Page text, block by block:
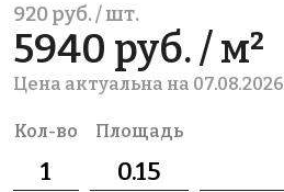
920 руб. / шт.
5940 руб. / м²
Цена актуальна на 07.08.2026
Кол-во Площадь